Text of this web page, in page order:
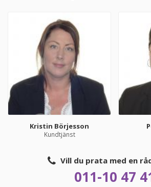
Kristin Börjesson
Kundtjänst
Vill du prata med en
011-10 47